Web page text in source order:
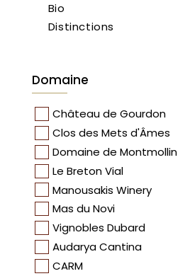
Bio
Distinctions
Domaine
Château de Gourdon
Clos des Mets d'Âmes
Domaine de Montmollin
Le Breton Vial
Manousakis Winery
Mas du Novi
Vignobles Dubard
Audarya Cantina
CARM